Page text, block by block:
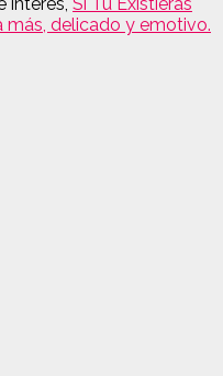
más, delicado y emotivo.